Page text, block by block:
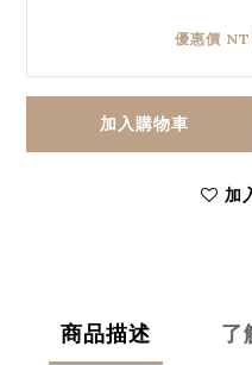
優惠價
加入購物車
加
商品描述 了